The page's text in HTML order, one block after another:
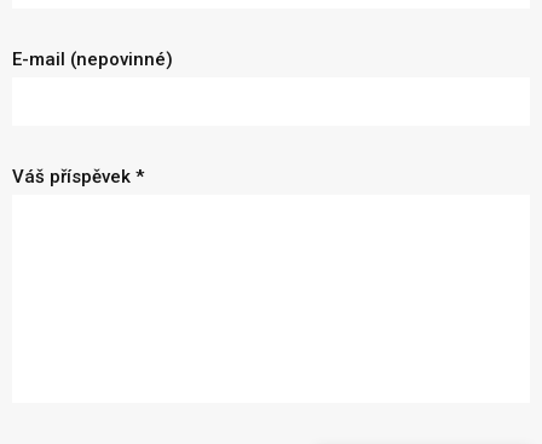
E-mail (nepovinné)
Váš příspěvek *